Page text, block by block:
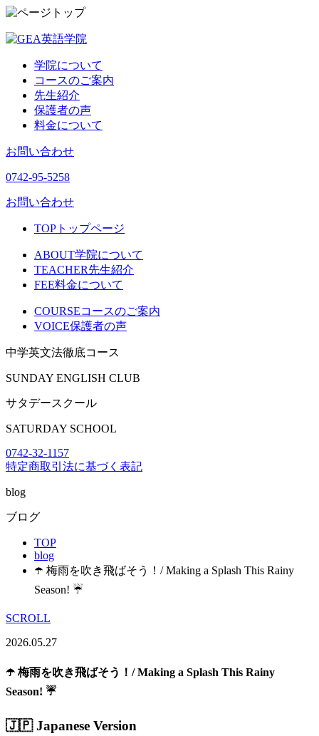
学院について
コースのご案内
先生紹介
保護者の声
料金について
お問い合わせ
0742-95-5258
お問い合わせ
TOP トップページ
ABOUT学院について
TEACHER先生紹介
FEE料金について
COURSEコースのご案内
VOICE保護者の声
中学英文法徹底コース
SUNDAY ENGLISH CLUB
サタデースクール
SATURDAY SCHOOL
0742-32-1157
特定商取引法に基づく表記
blog
ブログ
TOP
blog
☂️ 梅雨を吹き飛ばそう！/ Making a Splash This Rainy
Season! ☔
SCROLL
2026.05.27
☂️ 梅雨を吹き飛ばそう！/ Making a Splash This Rainy
Season! ☔
🇯🇵 Japanese Version